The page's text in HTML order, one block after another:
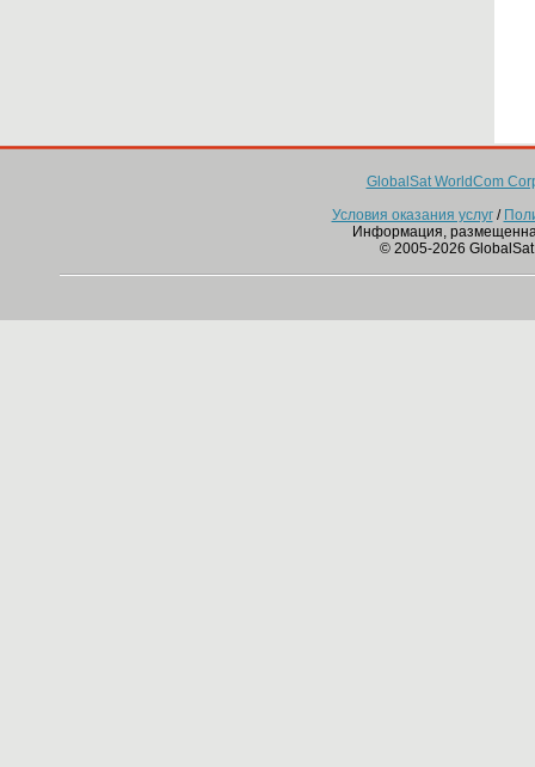
GlobalSat WorldCom
Условия оказания услуг/
Информация,
© 2005-2026